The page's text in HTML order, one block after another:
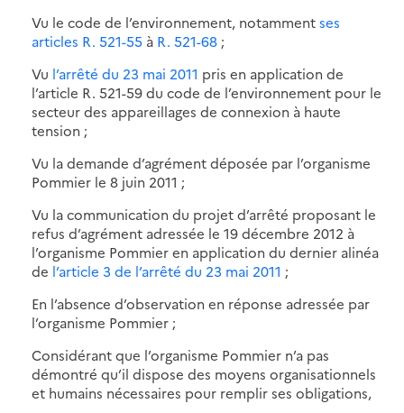
Vu le code de l’environnement, notammentses
articles R. 521-55 à R. 521-68 ;
Vu l’arrêté du 23 mai 2011 pris en application de
l’article R. 521-59 du code de l’environnement pour le
secteur des appareillages de connexion à haute
tension ;
Vu la demande d’agrément déposée par l’organisme
Pommier le 8 juin 2011 ;
Vu la communication du projet d’arrêté proposant le
refus d’agrément adressée le 19 décembre 2012 à
l’organisme Pommier en application du dernier alinéa
de l’article 3 de l’arrêté du 23 mai 2011 ;
En l’absence d’observation en réponse adressée par
l’organisme Pommier ;
Considérant que l’organisme Pommier n’a pas
démontré qu’il dispose des moyens organisationnels
et humains nécessaires pour remplir ses obligations,